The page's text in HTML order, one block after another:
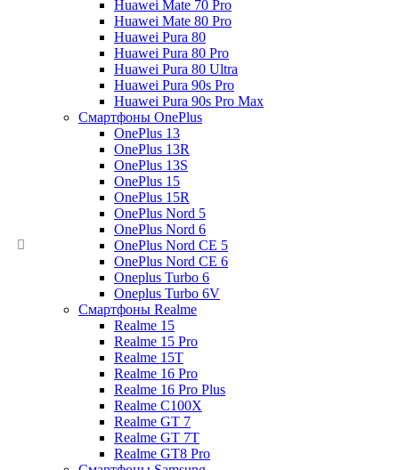
Huawei Mate 70 Pro
Huawei Mate 80 Pro
Huawei Pura 80
Huawei Pura 80 Pro
Huawei Pura 80 Ultra
Huawei Pura 90s Pro
Huawei Pura 90s Pro Max
Смартфоны OnePlus
OnePlus 13
OnePlus 13R
OnePlus 13S
OnePlus 15
OnePlus 15R
OnePlus Nord 5
OnePlus Nord 6
OnePlus Nord CE 5
OnePlus Nord CE 6
Oneplus Turbo 6
Oneplus Turbo 6V
Смартфоны Realme
Realme 15
Realme 15 Pro
Realme 15T
Realme 16 Pro
Realme 16 Pro Plus
Realme C100X
Realme GT 7
Realme GT 7T
Realme GT8 Pro